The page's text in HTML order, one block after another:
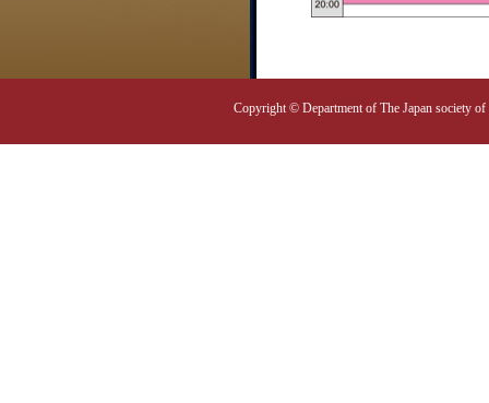
Copyright © Department of The Japan society